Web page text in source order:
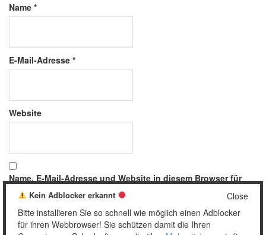
Name *
E-Mail-Adresse *
Website
Name, E-Mail-Adresse und Website in diesem Browser für
meinen nächsten Kommentar speichern.
Close
Kein Adblocker erkannt
Bitte installieren Sie so schnell wie möglich einen Adblocker
für ihren Webbrowser! Sie schützen damit die Ihren